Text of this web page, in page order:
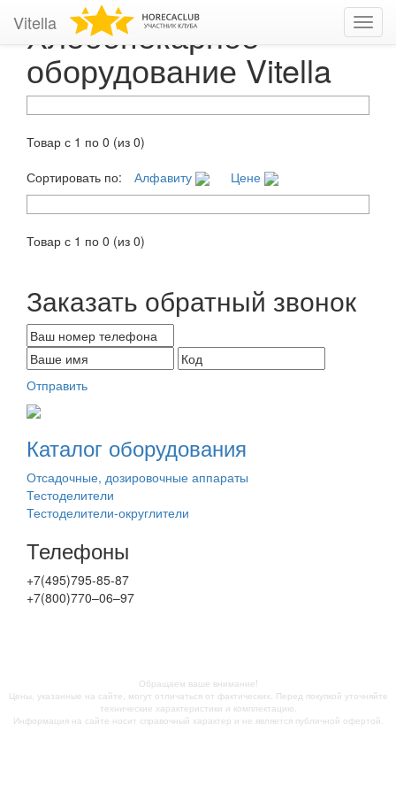
Vitella
Хлебопекарное
оборудование Vitella
Товар с 1 по 0 (из 0)
Сортировать по:
Алфавиту Цене
Товар с 1 по 0 (из 0)
Заказать обратный звонок
Отправить
Каталог оборудования
Отсадочные, дозировочные аппараты
Тестоделители
Тестоделители-округлители
Телефоны
+7(495)795-85-87
+7(800)770–06–97
Обращаем ваше внимание!
Цены, указанные на сайте, могут отличаться от фактических. Перед покупкой уточняйте
технические характеристики и комплектацию.
Информация на сайте носит справочный характер и не является публичной офертой.